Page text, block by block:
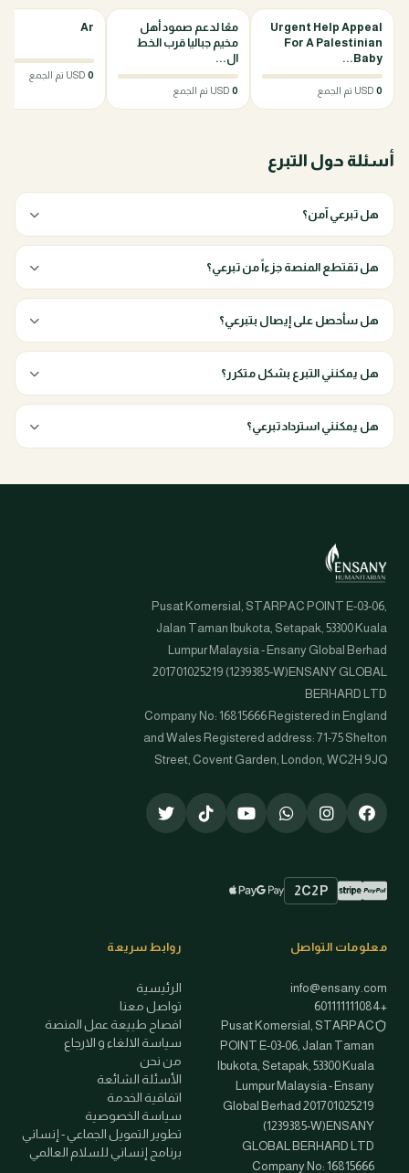
0%
Urgent Help Appeal
For A Palestinian
Baby...
0
معًا لدعم صمود أهل
مخيم جباليا قرب الخط
ال...
0
Ar
0
أسئلة حول التبرع
هل تبرعي آمن؟
هل تقتطع المنصة جزءاً من تبرعي؟
هل سأحصل على إيصال بتبرعي؟
هل يمكنني التبرع بشكل متكرر؟
هل يمكنني استرداد تبرعي؟
Pusat Komersial, STARPAC POINT E-03-06,
Jalan Taman Ibukota, Setapak, 53300 Kuala
Lumpur Malaysia - Ensany Global Berhad
201701025219 (1239385-W)ENSANY GLOBAL
BERHARD LTD
Company No: 16815666 Registered in England
and Wales Registered address: 71-75 Shelton
Street, Covent Garden, London, WC2H 9JQ
طرق الدفع المتاحة
PayPal
Stripe
2C2P
Google Pay
Apple Pay
معلومات التواصل
info@ensany.com
+601111111084
Pusat Komersial, STARPAC
POINT E-03-06, Jalan Taman
Ibukota, Setapak, 53300 Kuala
Lumpur Malaysia - Ensany
Global Berhad 201701025219
(1239385-W)ENSANY
GLOBAL BERHARD LTD
Company No: 16815666
روابط سريعة
الرئيسية
تواصل معنا
افصاح طبيعة عمل المنصة
سياسة الالغاء و الارجاع
من نحن
الأسئلة الشائعة
اتفاقية الخدمة
سياسة الخصوصية
تطوير التمويل الجماعي - إنساني
برنامج إنساني للسلام العالمي